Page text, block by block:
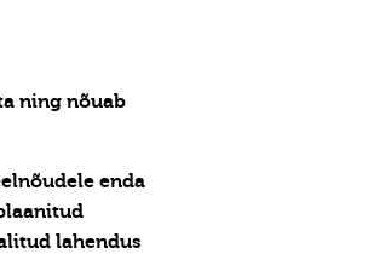
ning nõuab
enda
lahendus